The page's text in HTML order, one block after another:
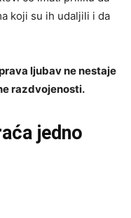
koji su ih udaljili i da
ljubav ne nestaje
razdvojenosti.
jedno